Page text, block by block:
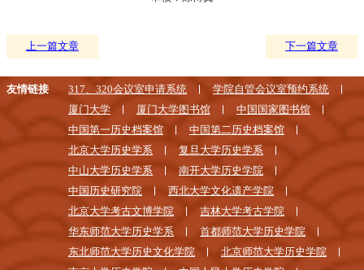
上一篇文章 下一篇文章
友情链接 317、320会议室申请系统
学院自管会议室预约系统
厦门大学
厦门大学图书馆
中国国家图书馆
中国第一历史档案馆
中国第二历史档案馆
北京大学历史学系
复旦大学历史学系
中山大学历史学系
南开大学历史学院
中国历史研究院
西北大学文化遗产学院
北京大学考古文博学院
吉林大学考古学院
华东师范大学历史学系
首都师范大学历史学院
东北师范大学历史文化学院
北京师范大学历史学院